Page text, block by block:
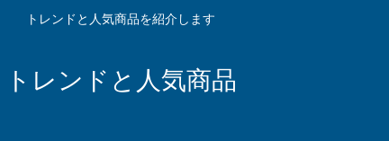
トレンドと人気商品を紹介します
トレンドと人気商品